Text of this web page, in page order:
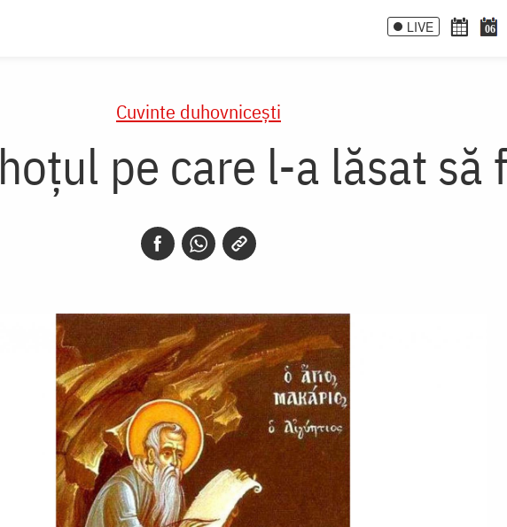
LIVE 06
Cuvinte duhovnicești
pe care l-a lăsat să